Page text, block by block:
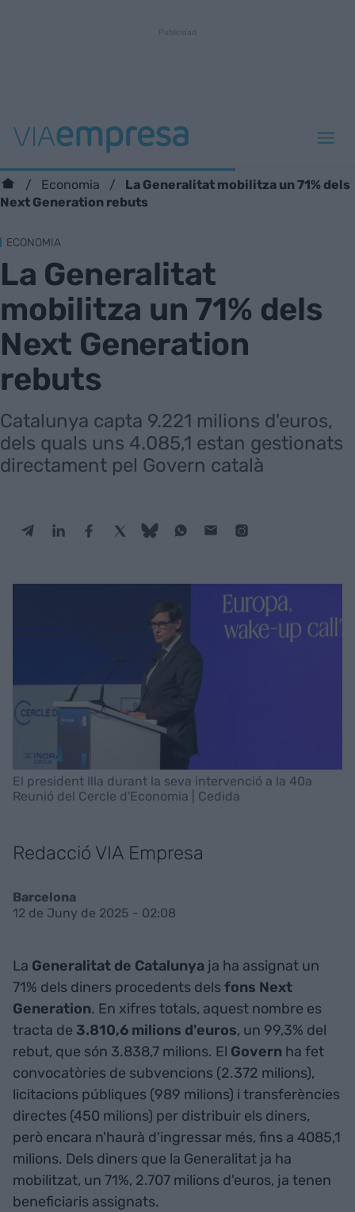
Economia
La Generalitat mobilitza un 71% dels
Next Generation rebuts
ECONOMIA
La Generalitat
mobilitza un 71% dels
Next Generation
rebuts
Catalunya capta 9.221 milions d'euros,
dels quals uns 4.085,1 estan gestionats
directament pel Govern català
El president Illa durant la seva intervenció a la 40a
Reunió del Cercle d'Economia | Cedida
Redacció VIA Empresa
Barcelona
12 de Juny de 2025 - 02:08
La Generalitat de Catalunya ja ha assignat un
71% dels diners procedents delsfons Next
Generation. En xifres totals, aquest nombre es
tracta de 3.810,6 milions d'euros, un 99,3% del
rebut, que són 3.838,7 milions. El Govern ha fet
convocatòries de subvencions (2.372 milions),
licitacions públiques (989 milions) i transferències
directes (450 milions) per distribuir els diners,
però encara n'haurà d'ingressar més, fins a 4085,1
milions. Dels diners que la Generalitat ja ha
mobilitzat, un 71%, 2.707 milions d'euros, ja tenen
beneficiaris assignats.